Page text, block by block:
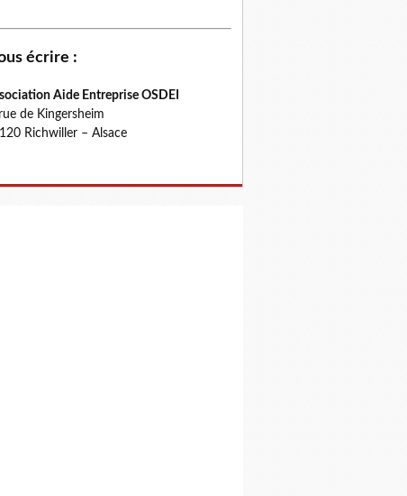
écrire :
Aide Entreprise OSDEI
de Kingersheim
Richwiller – Alsace